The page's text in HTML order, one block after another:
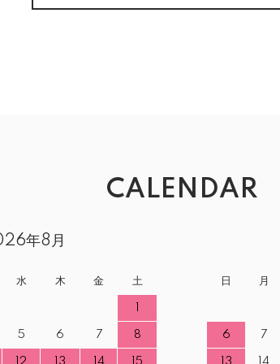
CALENDAR
年8月
水 木 金 土
5 6 7 8
12 13 14 15
日 月
6 7
13 14